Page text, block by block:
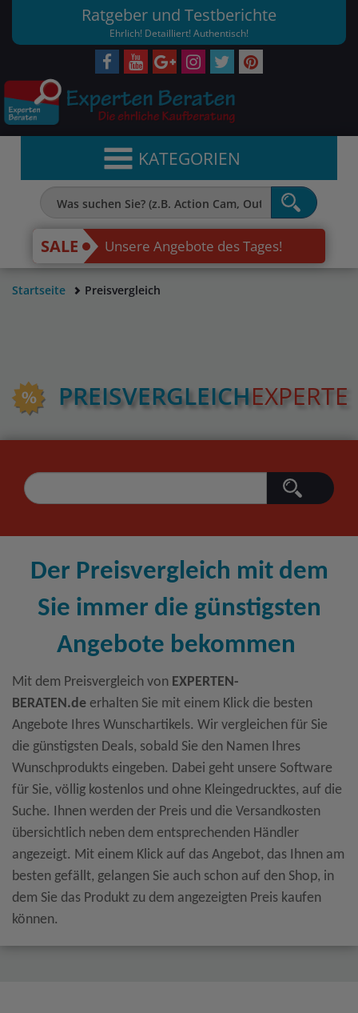
Ratgeber und Testberichte
Ehrlich! Detailliert! Authentisch!
KATEGORIEN
SALE Unsere Angebote des Tages!
Startseite Preisvergleich
PREIS­VERGLEICHEXPERTE
Der Preisvergleich mit dem
Sie immer die günstigsten
Angebote bekommen
Mit dem Preisvergleich von EXPERTEN-
BERATEN.de erhalten Sie mit einem Klick die besten
Angebote Ihres Wunschartikels. Wir vergleichen für Sie
die günstigsten Deals, sobald Sie den Namen Ihres
Wunschprodukts eingeben. Dabei geht unsere Software
für Sie, völlig kostenlos und ohne Kleingedrucktes, auf die
Suche. Ihnen werden der Preis und die Versandkosten
übersichtlich neben dem entsprechenden Händler
angezeigt. Mit einem Klick auf das Angebot, das Ihnen am
besten gefällt, gelangen Sie auch schon auf den Shop, in
dem Sie das Produkt zu dem angezeigten Preis kaufen
können.